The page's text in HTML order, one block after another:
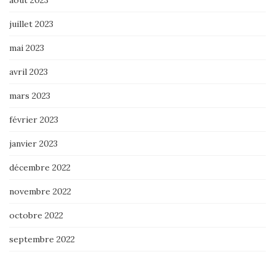
juillet 2023
mai 2023
avril 2023
mars 2023
février 2023
janvier 2023
décembre 2022
novembre 2022
octobre 2022
septembre 2022